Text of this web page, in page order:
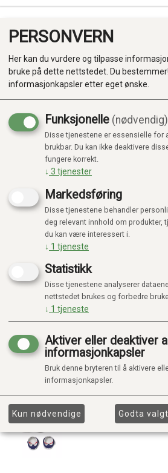
Produkter
Kategorier
PERSONVERN
Her kan du vurdere og tilpasse
bruke på dette nettstedet. Du
informasjonkapsler etter eget ønske.
Funksjonelle (nødvendig)
Disse tjenestene er essensielle for
brukbar. Du kan ikke deaktivere
fungere korrekt.
↓ 3 tjenester
Markedsføring
Disse tjenestene behandler
deg relevant innhold om produkter,
du kan være interessert i.
↓ 1 tjeneste
Statistikk
Disse tjenestene analyserer
nettstedet brukes og forbedre
↓ 1 tjeneste
Aktiver eller deaktiver
informasjonkapsler
Bruk denne bryteren til å aktivere
informasjonkapsler.
Kun nødvendige Godta